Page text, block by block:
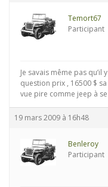
Temort67
Participant
Je savais même pas
question prix , 16500 $
vue pire comme jeep à
19 mars 2009 à 16h48
Benleroy
Participant